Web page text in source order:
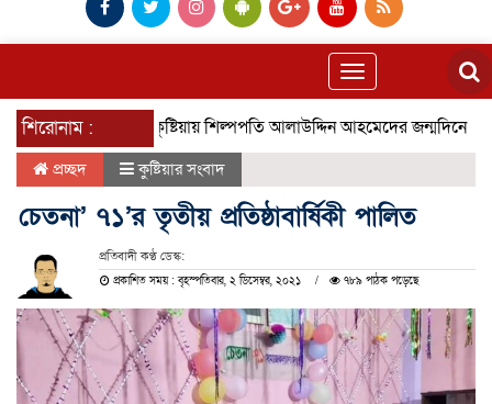
Toggle
navigation
শিরোনাম : কুষ্টিয়ায় শিল্পপতি আলাউদ্দিন আহমেদের জন্মদিনে
প্রচ্ছদ কুষ্টিয়ার সংবাদ
চেতনা’ ৭১’র তৃতীয় প্রতিষ্ঠাবার্ষিকী পালিত
প্রতিবাদী কণ্ঠ ডেস্ক:
প্রকাশিত সময় : বৃহস্পতিবার, ২ ডিসেম্বর, ২০২১ ৭৮৯ পাঠক পড়েছে